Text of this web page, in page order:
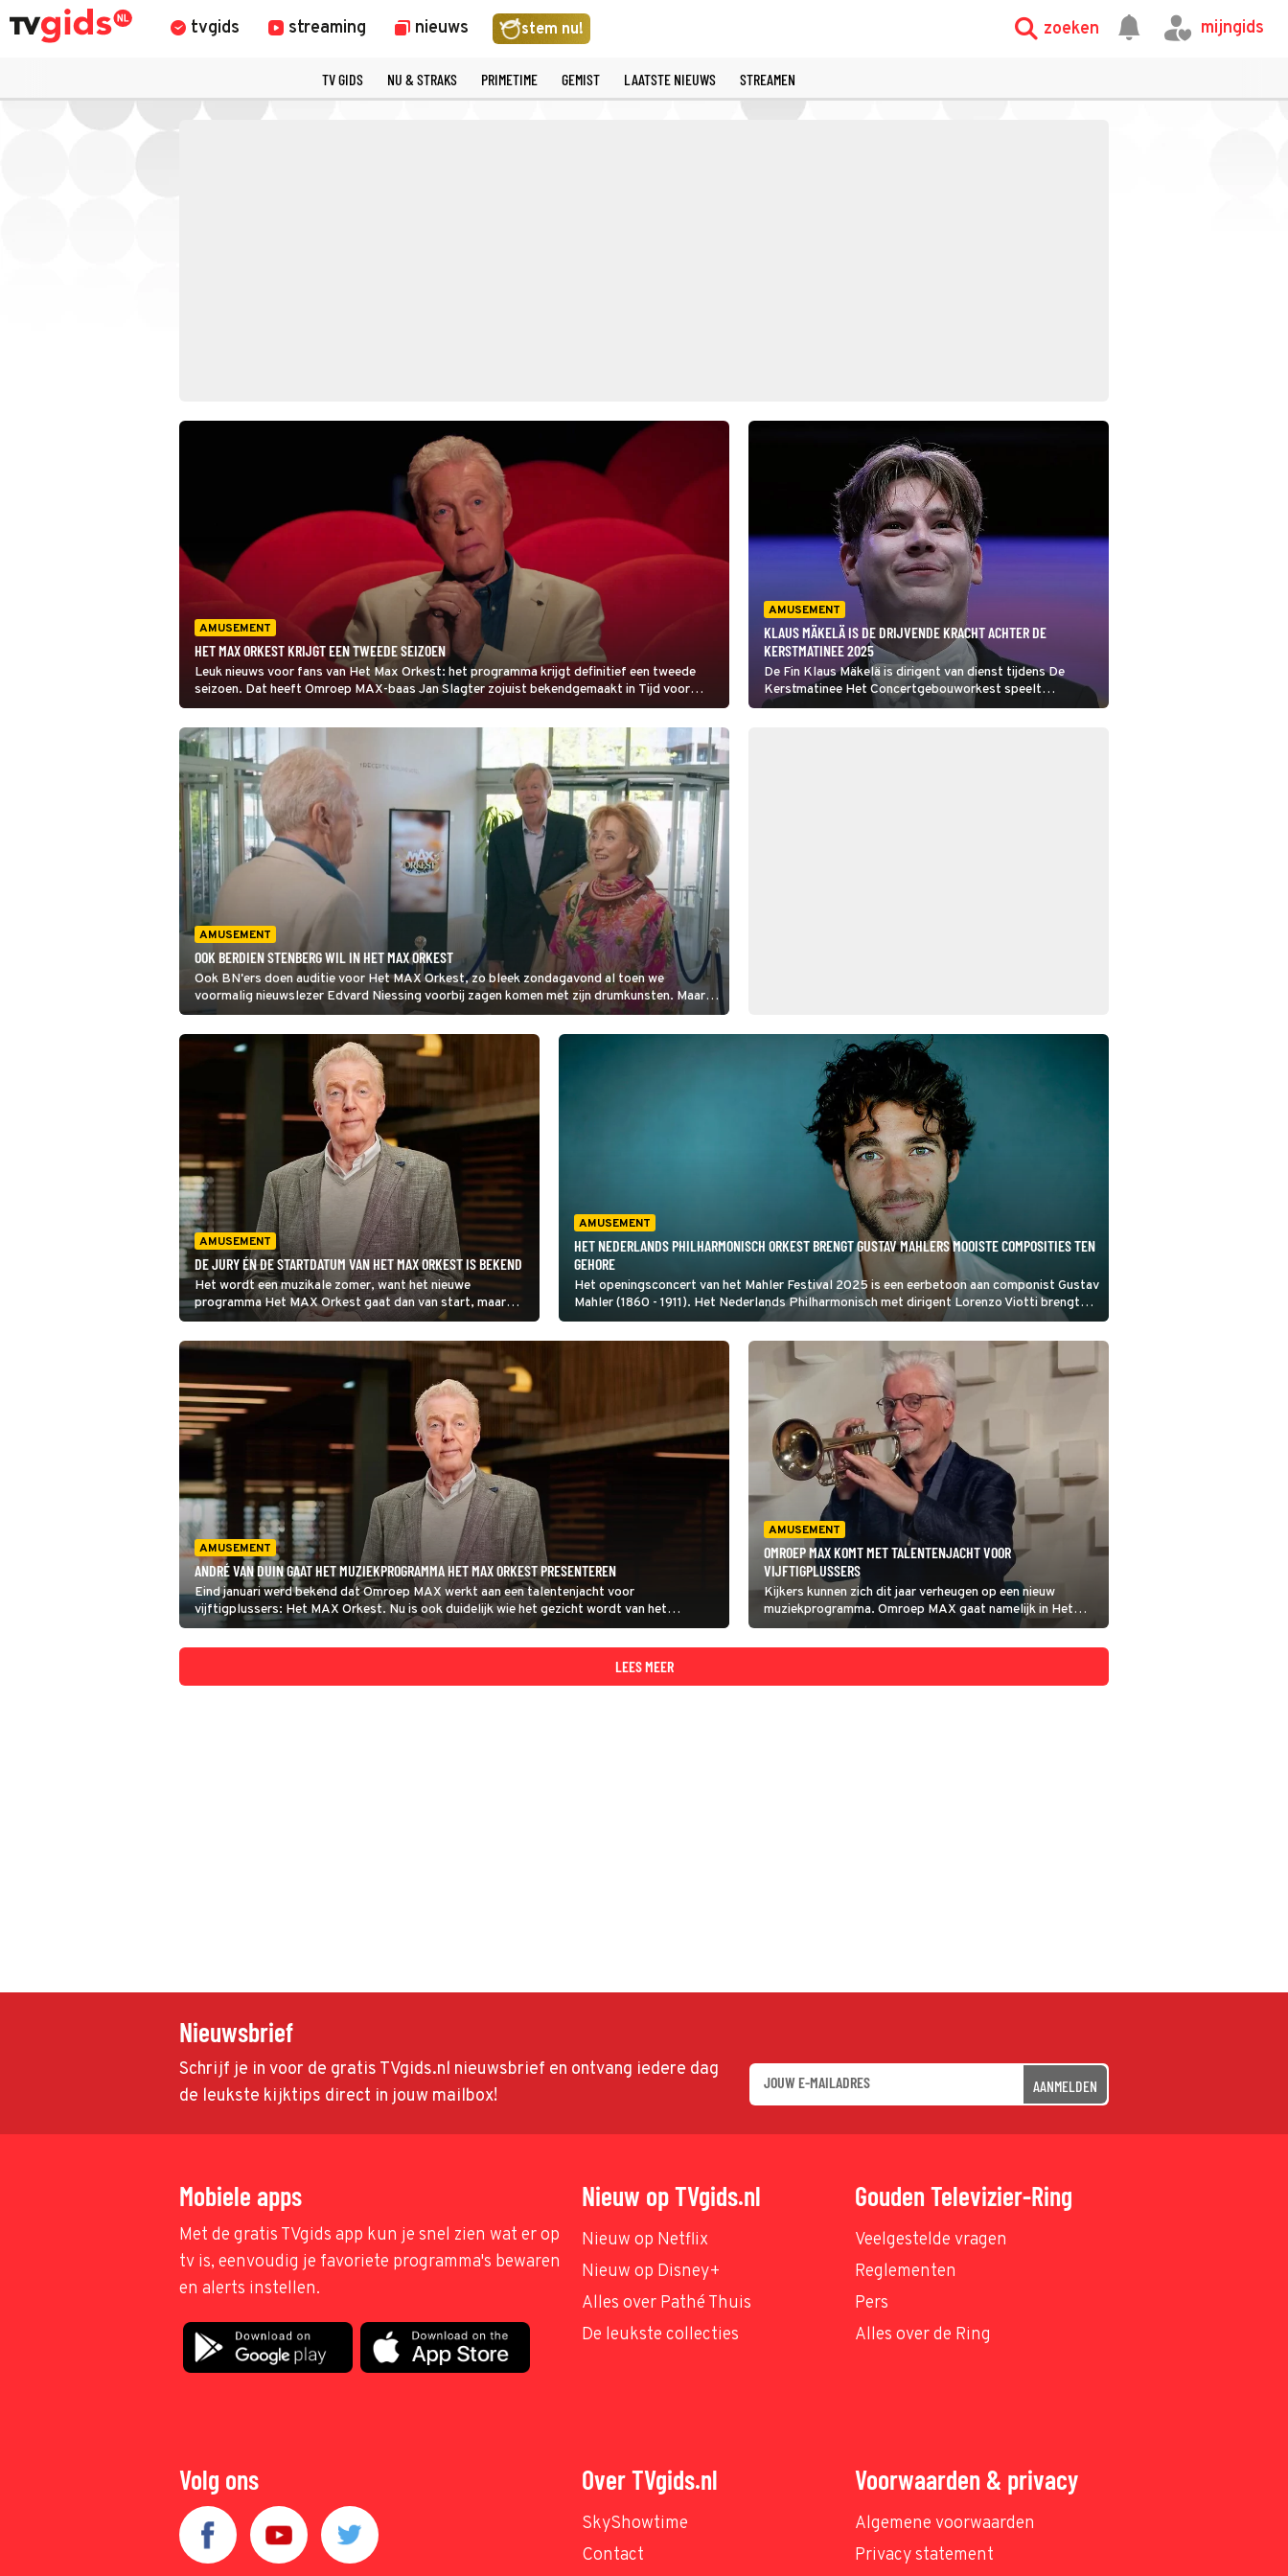
tvgids streaming nieuws stem nu! zoeken mijngids
TV GIDS NU & STRAKS PRIMETIME GEMIST LAATSTE NIEUWS STREAMEN
AMUSEMENT
HET MAX ORKEST KRIJGT EEN TWEEDE SEIZOEN
Leuk nieuws voor fans van Het Max Orkest: het programma krijgt definitief een tweede
seizoen. Dat heeft Omroep MAX-baas Jan Slagter zojuist bekendgemaakt in Tijd voor
MAX.
AMUSEMENT
KLAUS MÄKELÄ IS DE DRIJVENDE KRACHT ACHTER DE
KERSTMATINEE 2025
De Fin Klaus Mäkelä is dirigent van dienst tijdens De
Kerstmatinee Het Concertgebouworkest speelt
Sheherazade van Nikolaj Rimski-Korsakov en het minder
AMUSEMENT
OOK BERDIEN STENBERG WIL IN HET MAX ORKEST
Ook BN'ers doen auditie voor Het MAX Orkest, zo bleek zondagavond al toen we
voormalig nieuwslezer Edvard Niessing voorbij zagen komen met zijn drumkunsten. Maar
binnenkort maakt ook gevierd fluitiste Berdien Stenberg haar opwachting in het MAX-
programma en die vond het toch wel spannend allemaal: 'Je moet je beste beentje
voorzetten.'
AMUSEMENT
DE JURY ÉN DE STARTDATUM VAN HET MAX ORKEST IS BEKEND
Het wordt een muzikale zomer, want het nieuwe
programma Het MAX Orkest gaat dan van start, maar
door wie worden de kandidaten dan beoordeeld? Dat is nu
bekend.
AMUSEMENT
HET NEDERLANDS PHILHARMONISCH ORKEST BRENGT GUSTAV MAHLERS MOOISTE COMPOSITIES TEN
GEHORE
Het openingsconcert van het Mahler Festival 2025 is een eerbetoon aan componist Gustav
Mahler (1860 - 1911). Het Nederlands Philharmonisch met dirigent Lorenzo Viotti brengt
Mahlers mooiste composities ten gehore.
AMUSEMENT
ANDRÉ VAN DUIN GAAT HET MUZIEKPROGRAMMA HET MAX ORKEST PRESENTEREN
Eind januari werd bekend dat Omroep MAX werkt aan een talentenjacht voor
vijftigplussers: Het MAX Orkest. Nu is ook duidelijk wie het gezicht wordt van het
muziekprogramma. Niemand minder dan André van Duin neemt de presentatie op zich.
AMUSEMENT
OMROEP MAX KOMT MET TALENTENJACHT VOOR
VIJFTIGPLUSSERS
Kijkers kunnen zich dit jaar verheugen op een nieuw
muziekprogramma. Omroep MAX gaat namelijk in Het
MAX Orkest opzoek naar muzikanten voor hun eigen
orkest.
LEES MEER
Nieuwsbrief
Schrijf je in voor de gratis TVgids.nl nieuwsbrief en ontvang iedere dag
de leukste kijktips direct in jouw mailbox!
AANMELDEN
Mobiele apps
Met de gratis TVgids app kun je snel zien wat er op
tv is, eenvoudig je favoriete programma's bewaren
en alerts instellen.
Nieuw op TVgids.nl
Nieuw op Netflix
Nieuw op Disney+
Alles over Pathé Thuis
De leukste collecties
Gouden Televizier-Ring
Veelgestelde vragen
Reglementen
Pers
Alles over de Ring
Volg ons Over TVgids.nl
SkyShowtime
Contact
Voorwaarden & privacy
Algemene voorwaarden
Privacy statement